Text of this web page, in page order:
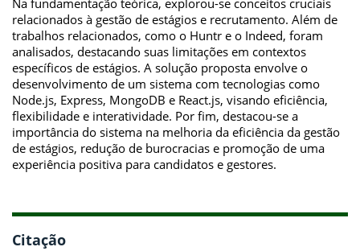
relacionados à gestão de estágios e recrutamento. Além de
trabalhos relacionados, como o Huntr e o Indeed, foram
analisados, destacando suas limitações em contextos
específicos de estágios. A solução proposta envolve o
desenvolvimento de um sistema com tecnologias como
Node.js, Express, MongoDB e React.js, visando eficiência,
flexibilidade e interatividade. Por fim, destacou-se a
importância do sistema na melhoria da eficiência da gestão
de estágios, redução de burocracias e promoção de uma
experiência positiva para candidatos e gestores.
Citação